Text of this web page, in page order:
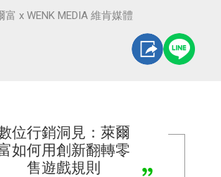
x WENK MEDIA 維肯媒體
位行銷洞見：萊爾
如何用創新翻轉零
售遊戲規則